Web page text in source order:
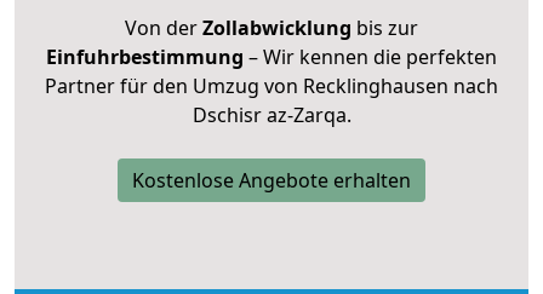
Von derZollabwicklung bis zur
Einfuhrbestimmung – Wir kennen die perfekten
Partner für den Umzug von Recklinghausen nach
Dschisr az-Zarqa.
Kostenlose Angebote erhalten